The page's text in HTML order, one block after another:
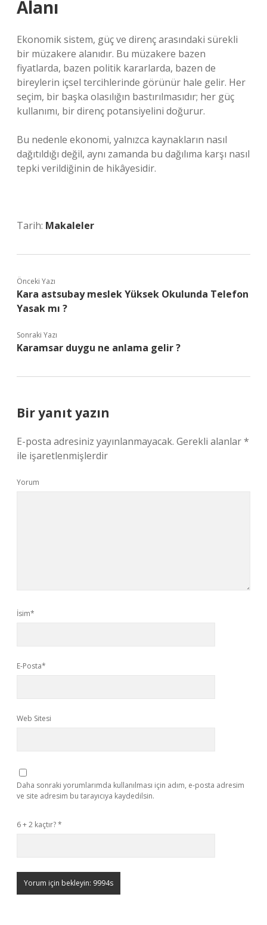
Alanı
Ekonomik sistem, güç ve direnç arasındaki sürekli
bir müzakere alanıdır. Bu müzakere bazen
fiyatlarda, bazen politik kararlarda, bazen de
bireylerin içsel tercihlerinde görünür hale gelir. Her
seçim, bir başka olasılığın bastırılmasıdır; her güç
kullanımı, bir direnç potansiyelini doğurur.
Bu nedenle ekonomi, yalnızca kaynakların nasıl
dağıtıldığı değil, aynı zamanda bu dağılıma karşı nasıl
tepki verildiğinin de hikâyesidir.
Tarih: Makaleler
Önceki Yazı
Kara astsubay meslek Yüksek Okulunda Telefon
Yasak mı ?
Sonraki Yazı
Karamsar duygu ne anlama gelir ?
Bir yanıt yazın
E-posta adresiniz yayınlanmayacak. Gerekli alanlar*
ile işaretlenmişlerdir
Yorum
İsim*
E-Posta*
Web Sitesi
Daha sonraki yorumlarımda kullanılması için adım, e-posta adresim
ve site adresim bu tarayıcıya kaydedilsin.
6 + 2 kaçtır?*